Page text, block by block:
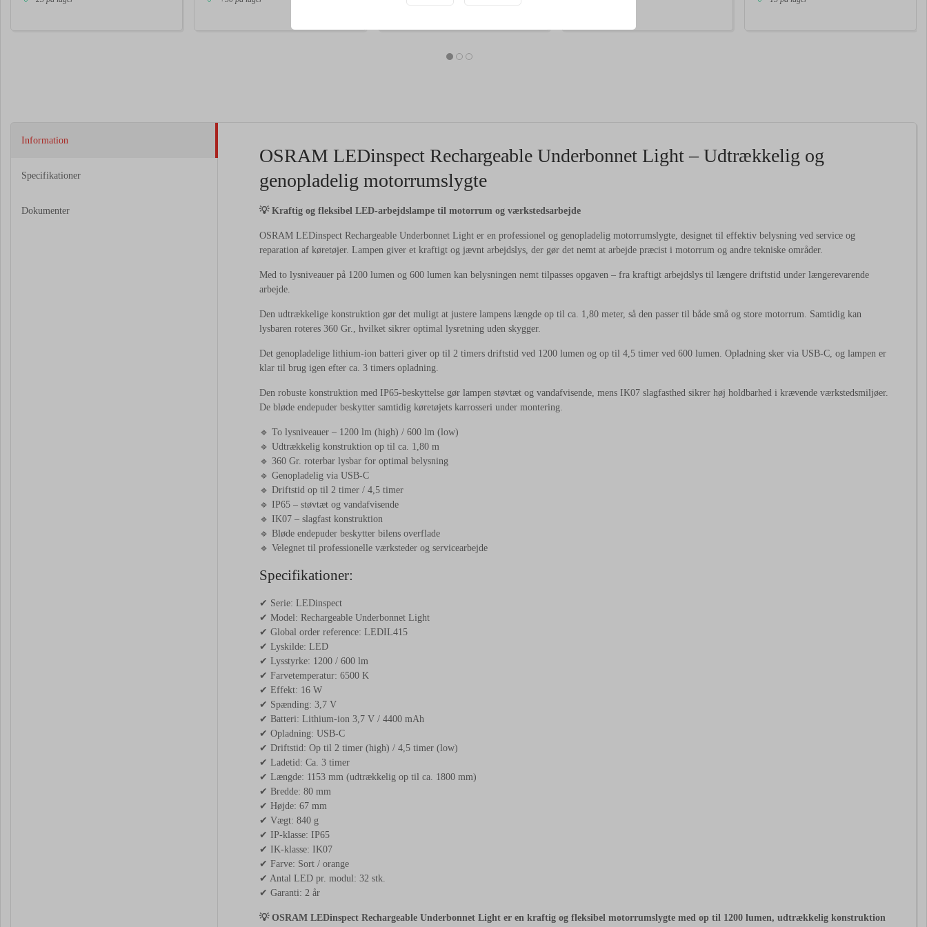
Information
Specifikationer
Dokumenter
OSRAM LEDinspect Rechargeable Underbonnet Light – Udtrækkelig og
genopladelig motorrumslygte
💡 Kraftig og fleksibel LED-arbejdslampe til motorrum og værkstedsarbejde
OSRAM LEDinspect Rechargeable Underbonnet Light er en professionel og genopladelig motorrumslygte, designet til effektiv belysning ved service og
reparation af køretøjer. Lampen giver et kraftigt og jævnt arbejdslys, der gør det nemt at arbejde præcist i motorrum og andre tekniske områder.
Med to lysniveauer på 1200 lumen og 600 lumen kan belysningen nemt tilpasses opgaven – fra kraftigt arbejdslys til længere driftstid under længerevarende
arbejde.
Den udtrækkelige konstruktion gør det muligt at justere lampens længde op til ca. 1,80 meter, så den passer til både små og store motorrum. Samtidig kan
lysbaren roteres 360 Gr., hvilket sikrer optimal lysretning uden skygger.
Det genopladelige lithium-ion batteri giver op til 2 timers driftstid ved 1200 lumen og op til 4,5 timer ved 600 lumen. Opladning sker via USB-C, og lampen er
klar til brug igen efter ca. 3 timers opladning.
Den robuste konstruktion med IP65-beskyttelse gør lampen støvtæt og vandafvisende, mens IK07 slagfasthed sikrer høj holdbarhed i krævende værkstedsmiljøer.
De bløde endepuder beskytter samtidig køretøjets karrosseri under montering.
🔹 To lysniveauer – 1200 lm (high) / 600 lm (low)
🔹 Udtrækkelig konstruktion op til ca. 1,80 m
🔹 360 Gr. roterbar lysbar for optimal belysning
🔹 Genopladelig via USB-C
🔹 Driftstid op til 2 timer / 4,5 timer
🔹 IP65 – støvtæt og vandafvisende
🔹 IK07 – slagfast konstruktion
🔹 Bløde endepuder beskytter bilens overflade
🔹 Velegnet til professionelle værksteder og servicearbejde
Specifikationer:
✔ Serie: LEDinspect
✔ Model: Rechargeable Underbonnet Light
✔ Global order reference: LEDIL415
✔ Lyskilde: LED
✔ Lysstyrke: 1200 / 600 lm
✔ Farvetemperatur: 6500 K
✔ Effekt: 16 W
✔ Spænding: 3,7 V
✔ Batteri: Lithium-ion 3,7 V / 4400 mAh
✔ Opladning: USB-C
✔ Driftstid: Op til 2 timer (high) / 4,5 timer (low)
✔ Ladetid: Ca. 3 timer
✔ Længde: 1153 mm (udtrækkelig op til ca. 1800 mm)
✔ Bredde: 80 mm
✔ Højde: 67 mm
✔ Vægt: 840 g
✔ IP-klasse: IP65
✔ IK-klasse: IK07
✔ Farve: Sort / orange
✔ Antal LED pr. modul: 32 stk.
✔ Garanti: 2 år
💡 OSRAM LEDinspect Rechargeable Underbonnet Light er en kraftig og fleksibel motorrumslygte med op til 1200 lumen, udtrækkelig konstruktion